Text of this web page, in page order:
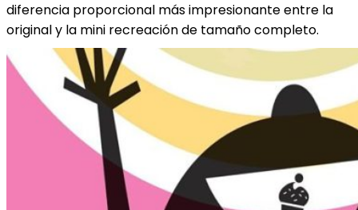
diferencia proporcional más impresionante entre la
original y la mini recreación de tamaño completo.